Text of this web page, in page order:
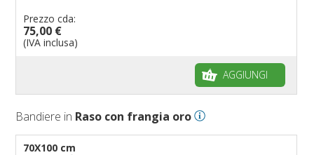
Prezzo cda:
75,00 €
(IVA inclusa)
AGGIUNGI
Bandiere in Raso con frangia oro
70X100 cm